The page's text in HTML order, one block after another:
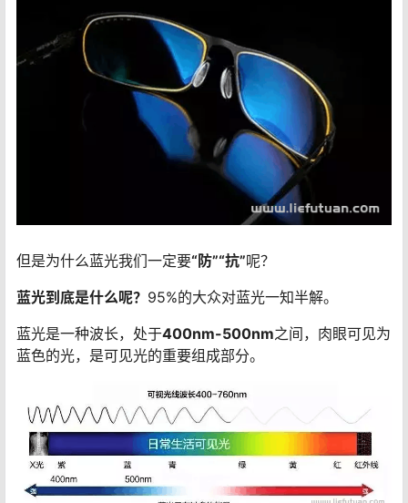
但是为什么蓝光我们一定要“防”“抗”呢？
蓝光到底是什么呢？ 95%的大众对蓝光一知半解。
蓝光是一种波长，处于400nm-500nm之间，肉眼可见为
蓝色的光，是可见光的重要组成部分。